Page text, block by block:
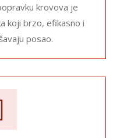
krovova je
koji brzo, efikasno i
posao.